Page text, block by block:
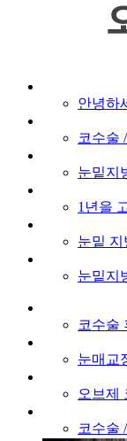
안녕하
코수술
눈밑지
1년을
눈밑
눈밑지
코수술
눈매교
오브제
코수술